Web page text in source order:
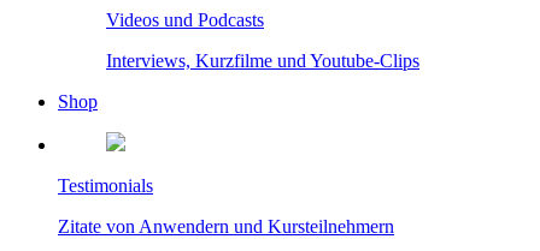
Videos und Podcasts
Interviews, Kurzfilme und Youtube-Clips
Shop
Testimonials
Zitate von Anwendern und Kursteilnehmern